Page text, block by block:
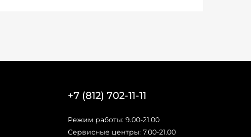
+7 (812) 702-11-11
Режим работы: 9.00-21.00
Сервисные центры: 7.00-21.00